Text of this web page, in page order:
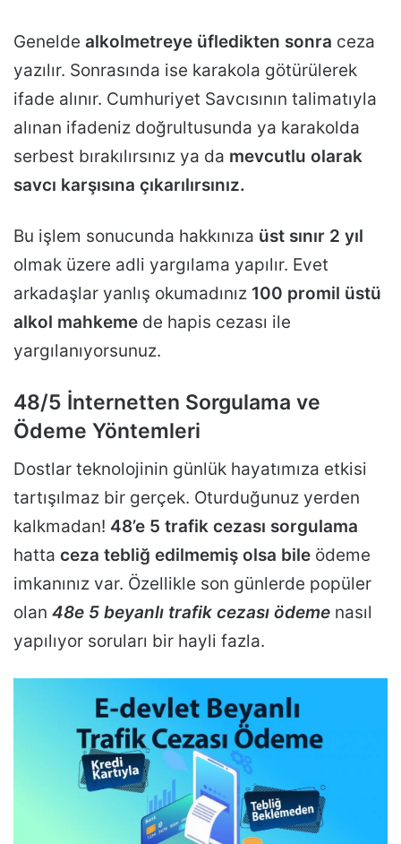
Genelde alkolmetreye üfledikten sonra ceza
yazılır. Sonrasında ise karakola götürülerek
ifade alınır. Cumhuriyet Savcısının talimatıyla
alınan ifadeniz doğrultusunda ya karakolda
serbest bırakılırsınız ya da mevcutlu olarak
savcı karşısına çıkarılırsınız.
Bu işlem sonucunda hakkınıza üst sınır 2 yıl
olmak üzere adli yargılama yapılır. Evet
arkadaşlar yanlış okumadınız 100 promil üstü
alkol mahkeme de hapis cezası ile
yargılanıyorsunuz.
48/5 İnternetten Sorgulama ve
Ödeme Yöntemleri
Dostlar teknolojinin günlük hayatımıza etkisi
tartışılmaz bir gerçek. Oturduğunuz yerden
kalkmadan! 48’e 5 trafik cezası sorgulama
hatta ceza tebliğ edilmemiş olsa bile ödeme
imkanınız var. Özellikle son günlerde popüler
olan 48e 5 beyanlı trafik cezası ödeme nasıl
yapılıyor soruları bir hayli fazla.